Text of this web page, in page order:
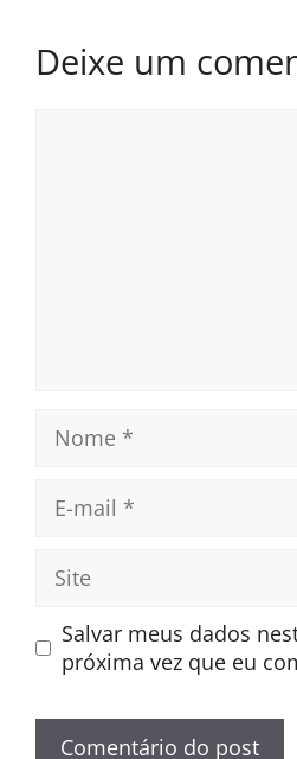
Deixe um
mail
Site
Salvar meus dados
próxima vez que eu